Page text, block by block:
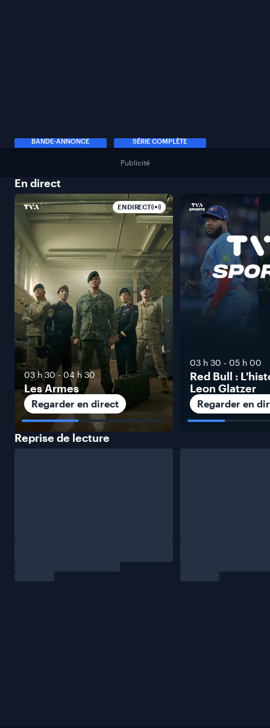
BANDE-ANNONCE SÉRIE COMPLÈTE
Publicité
En direct
EN DIRECT
03 h 30- 04 h 30
Les Armes
Regarder en direct
03 h 30 - 05 h 00
Red Bull :
Leon Glatzer
Regarder en
Reprise de lecture